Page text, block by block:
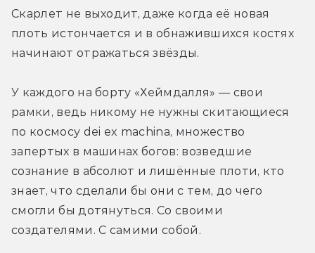
Скарлет не выходит, даже когда её новая
плоть истончается и в обнажившихся костях
начинают отражаться звёзды.
У каждого на борту «Хеймдалля» — свои
рамки, ведь никому не нужны скитающиеся
по космосу dei ex machina, множество
запертых в машинах богов: возведшие
сознание в абсолют и лишённые плоти, кто
знает, что сделали бы они с тем, до чего
смогли бы дотянуться. Со своими
создателями. С самими собой.